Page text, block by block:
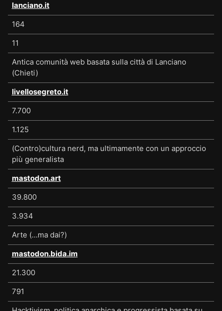
lanciano.it
164
11
Antica comunità web basata sulla città di Lanciano
(Chieti)
livellosegreto.it
7.700
1.125
(Contro)cultura nerd, ma ultimamente con un approccio
più generalista
mastodon.art
39.800
3.934
Arte (...ma dai?)
mastodon.bida.im
21.300
791